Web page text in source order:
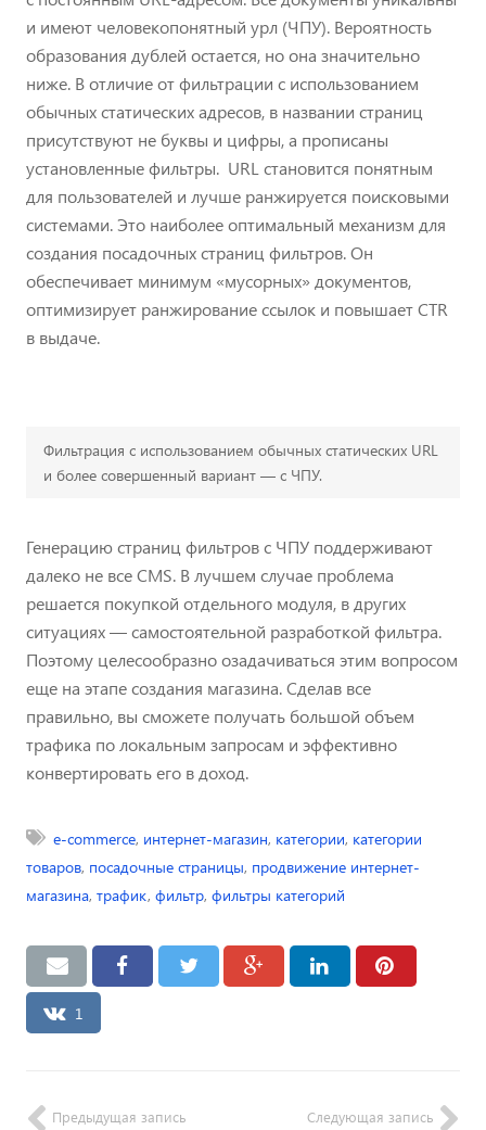
и имеют человекопонятный урл (ЧПУ). Вероятность
образования дублей остается, но она значительно
ниже. В отличие от фильтрации с использованием
обычных статических адресов, в названии страниц
присутствуют не буквы и цифры, а прописаны
установленные фильтры. URL становится понятным
для пользователей и лучше ранжируется поисковыми
системами. Это наиболее оптимальный механизм для
создания посадочных страниц фильтров. Он
обеспечивает минимум «мусорных» документов,
оптимизирует ранжирование ссылок и повышает CTR
в выдаче.
Фильтрация с использованием обычных статических URL
и более совершенный вариант — с ЧПУ.
Генерацию страниц фильтров с ЧПУ поддерживают
далеко не все CMS. В лучшем случае проблема
решается покупкой отдельного модуля, в других
ситуациях — самостоятельной разработкой фильтра.
Поэтому целесообразно озадачиваться этим вопросом
еще на этапе создания магазина. Сделав все
правильно, вы сможете получать большой объем
трафика по локальным запросам и эффективно
конвертировать его в доход.
e-commerce, интернет-магазин, категории, категории
товаров, посадочные страницы, продвижение интернет-
магазина, трафик, фильтр, фильтры категорий
1
Предыдущая запись Следующая запись